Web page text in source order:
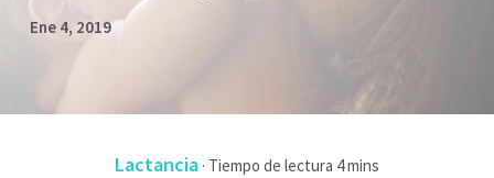
Ene 4, 2019
Lactancia·